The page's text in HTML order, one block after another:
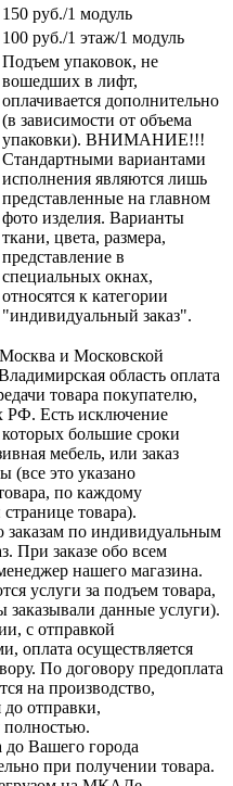
150 руб./1 модуль
100 руб./1 этаж/1 модуль
Подъем упаковок, не
вошедших в лифт,
оплачивается дополнительно
(в зависимости от объема
упаковки). ВНИМАНИЕ!!!
Стандартными вариантами
исполнения являются лишь
представленные на главном
фото изделия. Варианты
ткани, цвета, размера,
представление в
специальных окнах,
относятся к категории
"индивидуальный заказ".
и Московской
область оплата
товара покупателю,
РФ. Есть исключение
большие сроки
мебель, или заказ
(все это указано
по каждому
товара).
заказам по индивидуальным
При заказе обо всем
нашего магазина.
услуги за подъем товара,
заказывали данные услуги).
с отправкой
оплата осуществляется
По договору предоплата
на производство,
до отправки,
полностью.
до Вашего города
при получении товара.